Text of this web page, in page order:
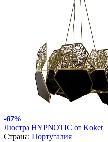
-67%
Люстра HYPNOTIC от Koket
Страна: Португалия